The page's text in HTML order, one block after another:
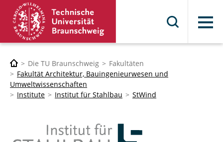
Menü
Die TU Braunschweig
Fakultäten
Fakultät Architektur, Bauingenieurwesen und
Umweltwissenschaften
Institute
Institut für Stahlbau StWind